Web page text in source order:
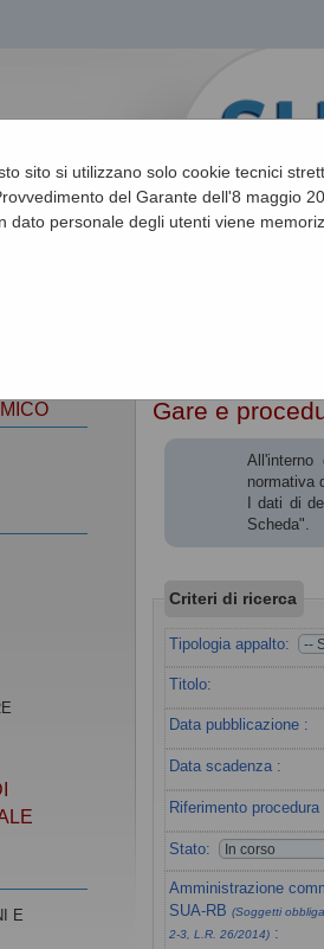
sito si utilizzano solo cookie tecnici
del Garante dell'8 maggio
dato personale degli utenti viene
Gare e
normativa
I dati di
Scheda".
Criteri di ricerca
Tipologia appalto:
Titolo:
Data pubblicazione :
Data scadenza :
Riferimento procedura
Stato:
Amministrazione
SUA-RB(Soggetti
2-3, L.R. 26/2014) :
E